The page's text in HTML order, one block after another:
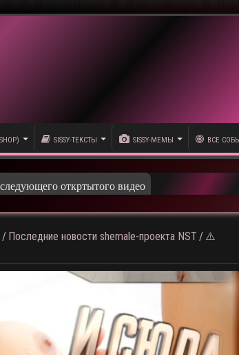
SISSY-ТЕКСТЫ SISSY-МЕМЫ ВСЕ
/ Последние новости shemale-проекта NST / ⚠️